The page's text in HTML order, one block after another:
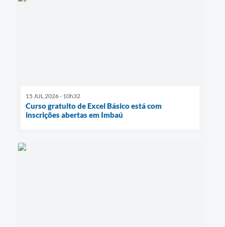
15 JUL 2026 - 10h32
Curso gratuito de Excel Básico está com
inscrições abertas em Imbaú